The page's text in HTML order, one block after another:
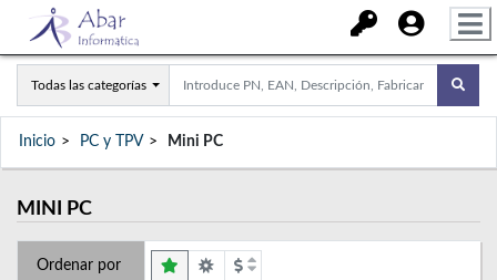
Todas las categorías
Inicio PC y TPV Mini PC
MINI PC
Ordenar por